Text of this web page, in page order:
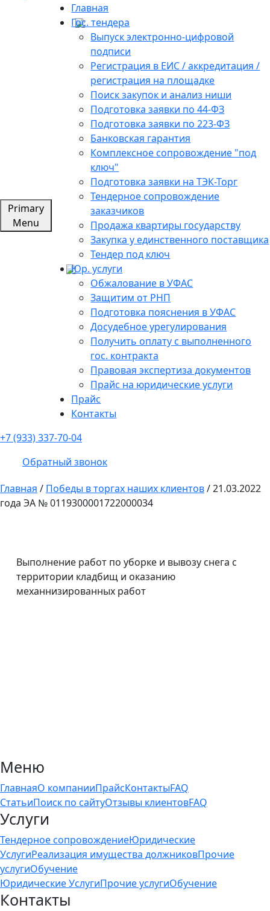
Primary
Menu
Главная
Гос. тендера
Выпуск электронно-цифровой
подписи
Регистрация в ЕИС / аккредитация /
регистрация на площадке
Поиск закупок и анализ ниши
Подготовка заявки по 44-ФЗ
Подготовка заявки по 223-ФЗ
Банковская гарантия
Комплексное сопровождение "под
ключ"
Подготовка заявки на ТЭК-Торг
Тендерное сопровождение
заказчиков
Продажа квартиры государству
Закупка у единственного поставщика
Тендер под ключ
Юр. услуги
Обжалование в УФАС
Защитим от РНП
Подготовка пояснения в УФАС
Досудебное урегулирования
Получить оплату с выполненного
гос. контракта
Правовая экспертиза документов
Прайс на юридические услуги
Прайс
Контакты
+7 (933) 337-70-04
Обратный звонок
Главная / Победы в торгах наших клиентов/21.03.2022
года ЭА № 0119300001722000034
Выполнение работ по уборке и вывозу снега с
территории кладбищ и оказанию
механнизированных работ
Меню
ГлавнаяО компанииПрайсКонтактыFAQ
СтатьиПоиск по сайтуОтзывы клиентовFAQ
Услуги
Тендерное сопровождениеЮридические
УслугиРеализация имущества должниковПрочие
услугиОбучение
Юридические УслугиПрочие услугиОбучение
Контакты